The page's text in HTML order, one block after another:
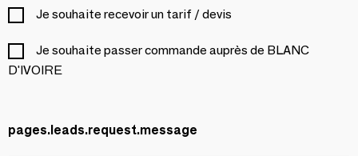
Je souhaite recevoir un tarif / devis
Je souhaite passer commande auprès de BLANC
D'IVOIRE
pages.leads.request.message